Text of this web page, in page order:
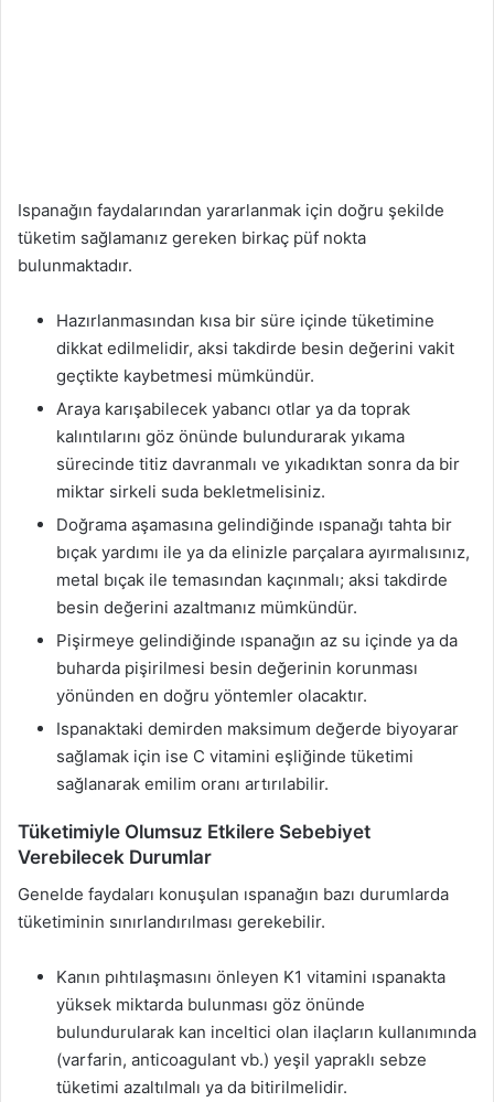
Ispanağın faydalarından yararlanmak için doğru şekilde
tüketim sağlamanız gereken birkaç püf nokta
bulunmaktadır.
Hazırlanmasından kısa bir süre içinde tüketimine
dikkat edilmelidir, aksi takdirde besin değerini vakit
geçtikte kaybetmesi mümkündür.
Araya karışabilecek yabancı otlar ya da toprak
kalıntılarını göz önünde bulundurarak yıkama
sürecinde titiz davranmalı ve yıkadıktan sonra da bir
miktar sirkeli suda bekletmelisiniz.
Doğrama aşamasına gelindiğinde ıspanağı tahta bir
bıçak yardımı ile ya da elinizle parçalara ayırmalısınız,
metal bıçak ile temasından kaçınmalı; aksi takdirde
besin değerini azaltmanız mümkündür.
Pişirmeye gelindiğinde ıspanağın az su içinde ya da
buharda pişirilmesi besin değerinin korunması
yönünden en doğru yöntemler olacaktır.
Ispanaktaki demirden maksimum değerde biyoyarar
sağlamak için ise C vitamini eşliğinde tüketimi
sağlanarak emilim oranı artırılabilir.
Tüketimiyle Olumsuz Etkilere Sebebiyet
Verebilecek Durumlar
Genelde faydaları konuşulan ıspanağın bazı durumlarda
tüketiminin sınırlandırılması gerekebilir.
Kanın pıhtılaşmasını önleyen K1 vitamini ıspanakta
yüksek miktarda bulunması göz önünde
bulundurularak kan inceltici olan ilaçların kullanımında
(varfarin, anticoagulant vb.) yeşil yapraklı sebze
tüketimi azaltılmalı ya da bitirilmelidir.